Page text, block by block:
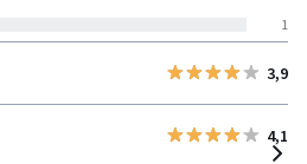
1
3,9
4,1